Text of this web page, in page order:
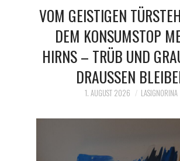
VOM GEISTIGEN
DEM KONSUMSTOP
HIRNS – TRÜB UND
DRAUSSEN BLEIBEN
1. AUGUST 2026 LASIGNORINA